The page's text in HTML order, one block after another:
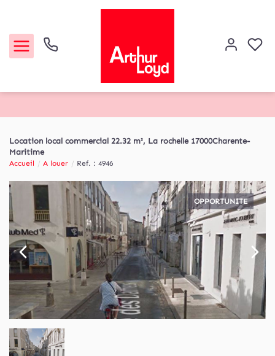
Louer
Etude de marché
Notre Agence
Contact
Location local commercial 22.32 m², La rochelle 17000Charente-
Maritime
Accueil A louer Ref. : 4946
OPPORTUNITE